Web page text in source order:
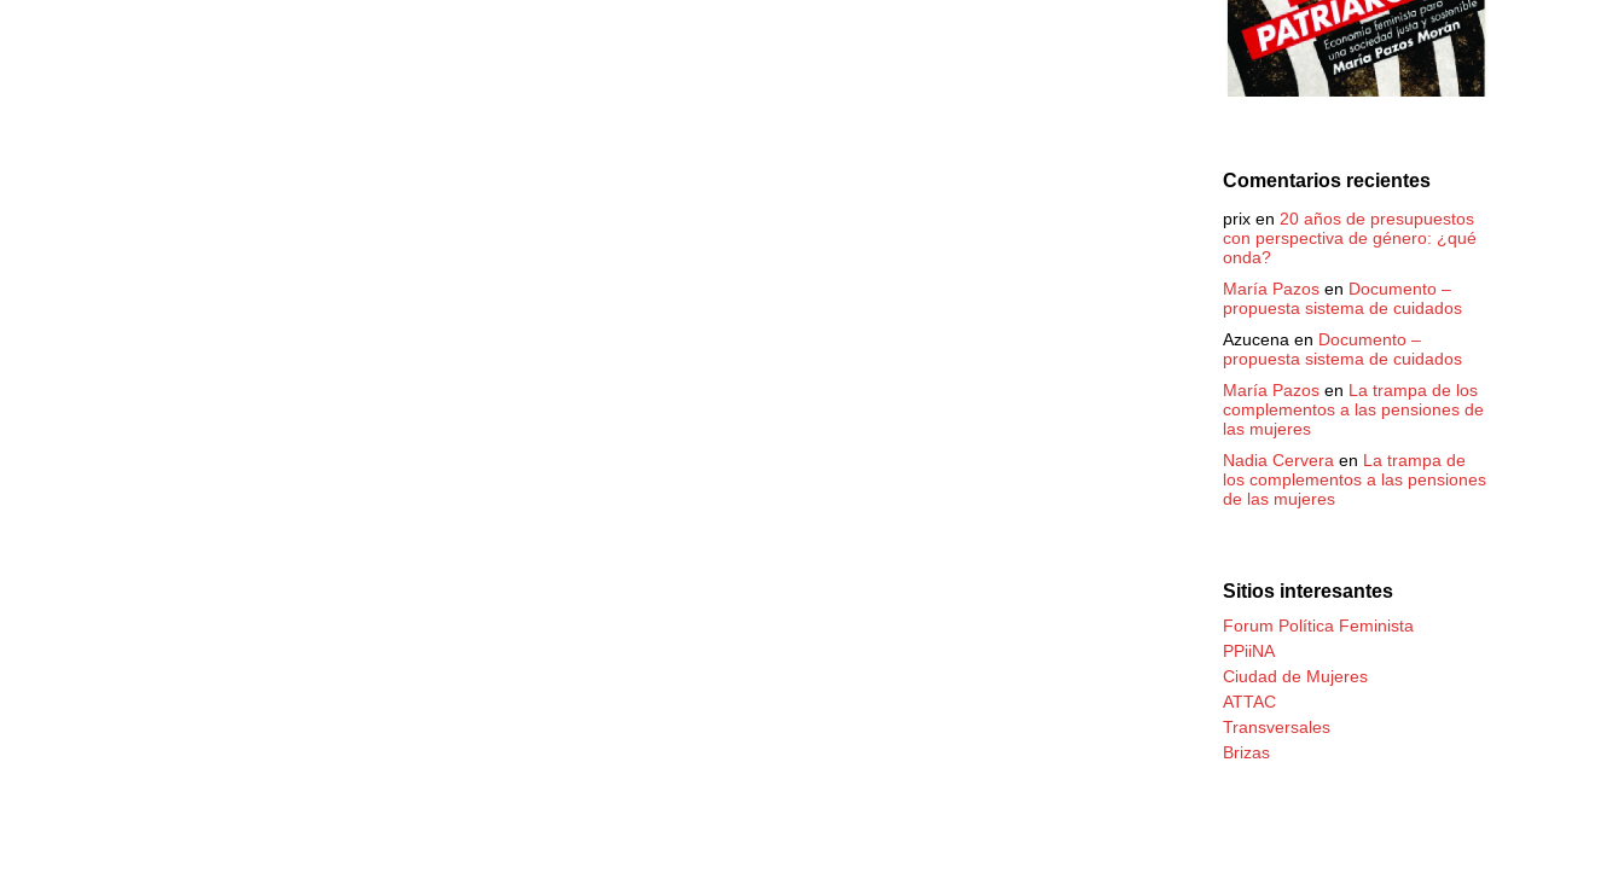
Comentarios recientes
prix en 20 años de presupuestos
con perspectiva de género: ¿qué
onda?
María Pazos en Documento –
propuesta sistema de cuidados
Azucena en Documento –
propuesta sistema de cuidados
María Pazos en La trampa de los
complementos a las pensiones de
las mujeres
Nadia Cervera en La trampa de
los complementos a las pensiones
de las mujeres
Sitios interesantes
Forum Política Feminista
PPiiNA
Ciudad de Mujeres
ATTAC
Transversales
Brizas